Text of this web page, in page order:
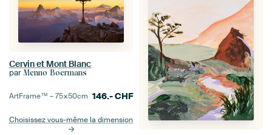
Cervin et Mont Blanc
par Menno Boermans
ArtFrame™ –75×50cm 146.-CHF
Choisissez vous-même la dimension